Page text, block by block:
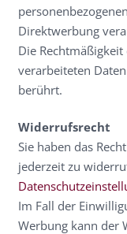
Direktwerbung
Die
verarbeiteten
berührt.
Widerrufsrecht
Sie haben das
jederzeit zu
Im Fall der
Werbung kann der